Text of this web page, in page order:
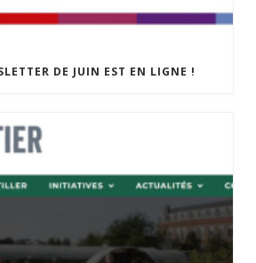
DE JUIN EST EN LIGNE !